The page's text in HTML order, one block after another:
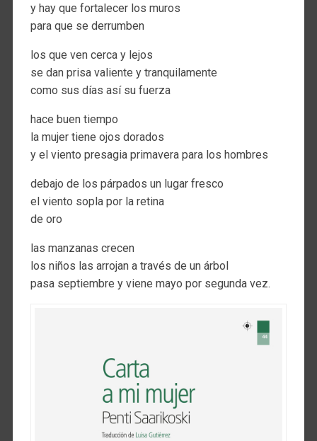
y hay que fortalecer los muros
para que se derrumben
los que ven cerca y lejos
se dan prisa valiente y tranquilamente
como sus días así su fuerza
hace buen tiempo
la mujer tiene ojos dorados
y el viento presagia primavera para los hombres
debajo de los párpados un lugar fresco
el viento sopla por la retina
de oro
las manzanas crecen
los niños las arrojan a través de un árbol
pasa septiembre y viene mayo por segunda vez.